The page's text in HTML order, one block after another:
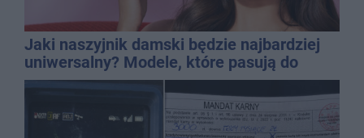
Jaki naszyjnik damski będzie najbardziej
uniwersalny? Modele, które pasują do
wielu stylizacji